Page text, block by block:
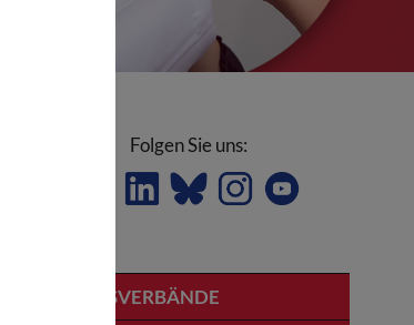
Folgen Sie uns:
LANDESVERBÄNDE